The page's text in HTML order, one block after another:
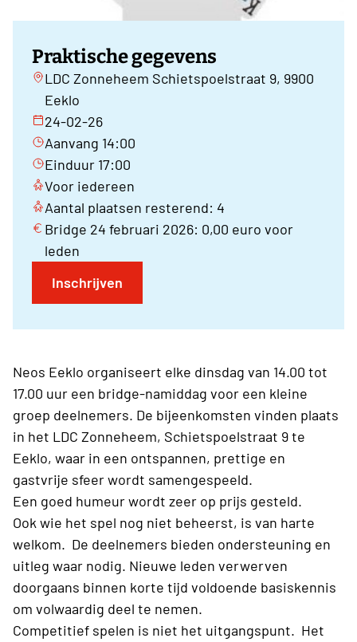
Praktische gegevens
LDC Zonneheem Schietspoelstraat 9, 9900
Eeklo
24-02-26
Aanvang 14:00
Einduur 17:00
Voor iedereen
Aantal plaatsen resterend: 4
Bridge 24 februari 2026: 0,00 euro voor
leden
Inschrijven
Neos Eeklo organiseert elke dinsdag van 14.00 tot
17.00 uur een bridge-namiddag voor een kleine
groep deelnemers. De bijeenkomsten vinden plaats
in het LDC Zonneheem, Schietspoelstraat 9 te
Eeklo, waar in een ontspannen, prettige en
gastvrije sfeer wordt samengespeeld.
Een goed humeur wordt zeer op prijs gesteld.
Ook wie het spel nog niet beheerst, is van harte
welkom. De deelnemers bieden ondersteuning en
uitleg waar nodig. Nieuwe leden verwerven
doorgaans binnen korte tijd voldoende basiskennis
om volwaardig deel te nemen.
Competitief spelen is niet het uitgangspunt. Het